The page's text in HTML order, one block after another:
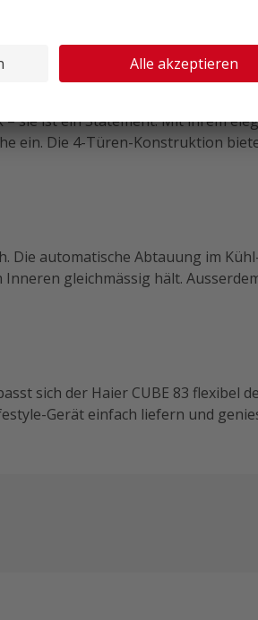
– sie ist ein Statement. Mit ihrem
ein. Die 4-Türen-Konstruktion
Die automatische Abtauung im
gleichmässig hält.
sich der Haier CUBE 83 flexibel
Gerät einfach liefern und